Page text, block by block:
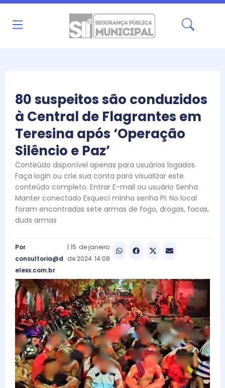
Ir
80 suspeitos são conduzidos
à Central de Flagrantes em
Teresina após ‘Operação
Silêncio e Paz’
Conteúdo disponível apenas para usuários logados
Faça login ou crie sua conta para visualizar este
conteúdo completo. Entrar E-mail ou usuário Senha
Manter conectado Esqueci minha senha PI: No local
foram encontradas sete armas de fogo, drogas, facas,
duas armas
Por
consultoria@d
elexx.com.br
| 15 dejaneiro
de 2024 14:08